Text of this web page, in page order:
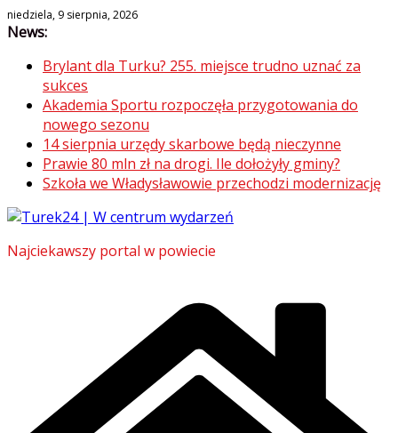
Skip
to
niedziela, 9 sierpnia, 2026
News:
Brylant dla Turku? 255. miejsce trudno uznać za
sukces
Akademia Sportu rozpoczęła przygotowania do
nowego sezonu
14 sierpnia urzędy skarbowe będą nieczynne
Prawie 80 mln zł na drogi. Ile dołożyły gminy?
Szkoła we Władysławowie przechodzi modernizację
Najciekawszy portal w powiecie